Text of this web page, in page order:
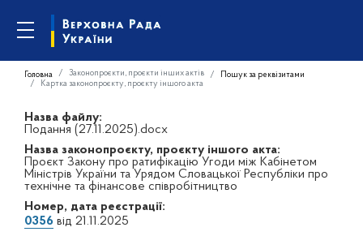
Головна Законопроєкти, проєкти інших актів
Пошук за реквізитами
Картка законопроєкту, проєкту іншого акта
Назва файлу:
Подання (27.11.2025).docx
Назва законопроєкту, проєкту іншого акта:
Проєкт Закону про ратифікацію Угоди між Кабінетом
Міністрів України та Урядом Словацької Республіки про
технічне та фінансове співробітництво
Номер, дата реєстрації:
0356 від 21.11.2025